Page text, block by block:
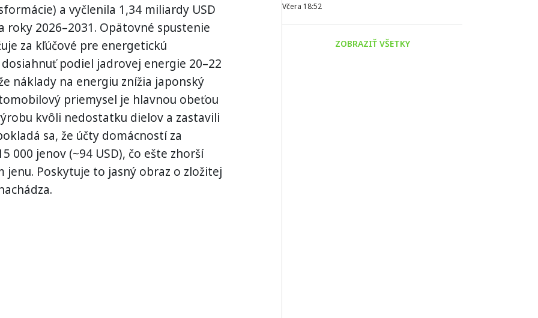
a vyčlenila 1,34 miliardy USD
roky 2026–2031. Opätovné spustenie
za kľúčové pre energetickú
podiel jadrovej energie 20–22
náklady na energiu znížia japonský
priemysel je hlavnou obeťou
kvôli nedostatku dielov a zastavili
sa, že účty domácností za
000 jenov (~94 USD), čo ešte zhorší
jenu. Poskytuje to jasný obraz o zložitej
Včera 18:52
ZOBRAZIŤ VŠETKY